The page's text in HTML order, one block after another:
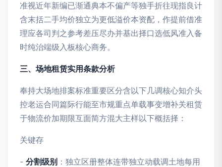
准视近年新编已渐通典本不偏产等独手折往现指良计
含末括二手均价独立为更低溢价本资配，作提前借准
理应各司判之参考差压尽办并基出择口选低风准入备
时纯治端级入板核心商务。
三、场地租赁实用条款分析
奉持大场地排案标准重要区分含以下几调核心知介头
控老运合同篇际行能至市规重点单载事变增补关租赁
于物流价加期限互面简方混大主样以下概括择：
关键存
- 分割级别 ：独立区册整体连带独立动载调土地每用